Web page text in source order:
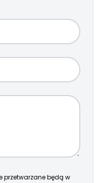
przetwarzane będą w